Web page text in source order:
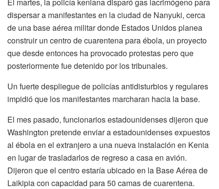
dispersar a manifestantes en la ciudad de Nanyuki, cerca
de una base aérea militar donde Estados Unidos planea
construir un centro de cuarentena para ébola, un proyecto
que desde entonces ha provocado protestas pero que
posteriormente fue detenido por los tribunales.
Un fuerte despliegue de policías antidisturbios y regulares
impidió que los manifestantes marcharan hacia la base.
El mes pasado, funcionarios estadounidenses dijeron que
Washington pretende enviar a estadounidenses expuestos
al ébola en el extranjero a una nueva instalación en Kenia
en lugar de trasladarlos de regreso a casa en avión.
Dijeron que el centro estaría ubicado en la Base Aérea de
Laikipia con capacidad para 50 camas de cuarentena.